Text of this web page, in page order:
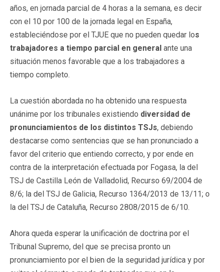
años, en jornada parcial de 4 horas a la semana, es decir
con el 10 por 100 de la jornada legal en España,
estableciéndose por el TJUE que no pueden quedar los
trabajadores a tiempo parcial en general ante una
situación menos favorable que a los trabajadores a
tiempo completo.
La cuestión abordada no ha obtenido una respuesta
unánime por los tribunales existiendo diversidad de
pronunciamientos de los distintos TSJs, debiendo
destacarse como sentencias que se han pronunciado a
favor del criterio que entiendo correcto, y por ende en
contra de la interpretación efectuada por Fogasa, la del
TSJ de Castilla León de Valladolid, Recurso 69/2004 de
8/6; la del TSJ de Galicia, Recurso 1364/2013 de 13/11; o
la del TSJ de Cataluña, Recurso 2808/2015 de 6/10.
Ahora queda esperar la unificación de doctrina por el
Tribunal Supremo, del que se precisa pronto un
pronunciamiento por el bien de la seguridad jurídica y por